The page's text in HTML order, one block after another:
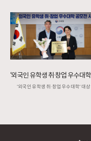
‘외국인 유학생 취·창업 우수대학’ 대